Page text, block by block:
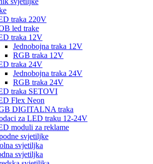
traka 220V
led trake
traka 12V
Jednobojna traka 12V
RGB traka 12V
traka 24V
Jednobojna traka 24V
RGB traka 24V
traka SETOVI
Flex Neon
DIGITALNA traka
za LED traku 12-24V
moduli za reklame
svjetiljke
svjetiljka
svjetiljka